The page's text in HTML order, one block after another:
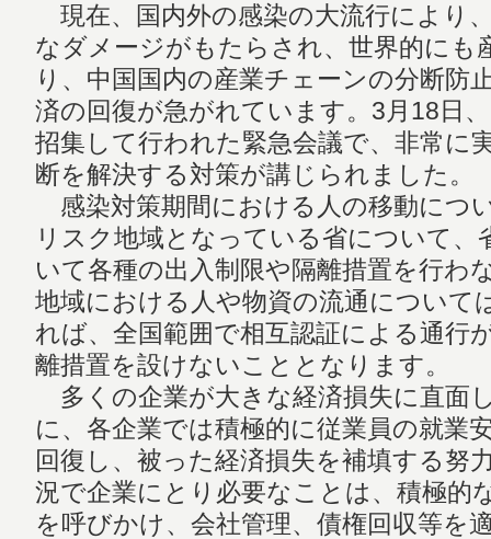
現在、国内外の感染の大流行により
なダメージがもたらされ、世界的にも
り、中国国内の産業チェーンの分断防
済の回復が急がれています。3月18日
招集して行われた緊急会議で、非常に
断を解決する対策が講じられました。
感染対策期間における人の移動につ
リスク地域となっている省について、
いて各種の出入制限や隔離措置を行わ
地域における人や物資の流通について
れば、全国範囲で相互認証による通行
離措置を設けないこととなります。
多くの企業が大きな経済損失に直面
に、各企業では積極的に従業員の就業
回復し、被った経済損失を補填する努
況で企業にとり必要なことは、積極的
を呼びかけ、会社管理、債権回収等を